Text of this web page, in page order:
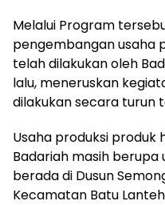
Melalui Program
pengembangan usaha
telah dilakukan oleh
lalu, meneruskan
dilakukan secara turun
Usaha produksi produk
Badariah masih berupa
berada di Dusun
Kecamatan Batu